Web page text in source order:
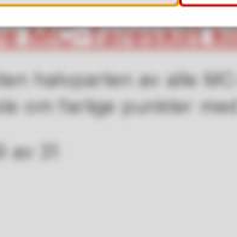
MC-fareskilt
halvparten av alle
om farlige punkter
av 31